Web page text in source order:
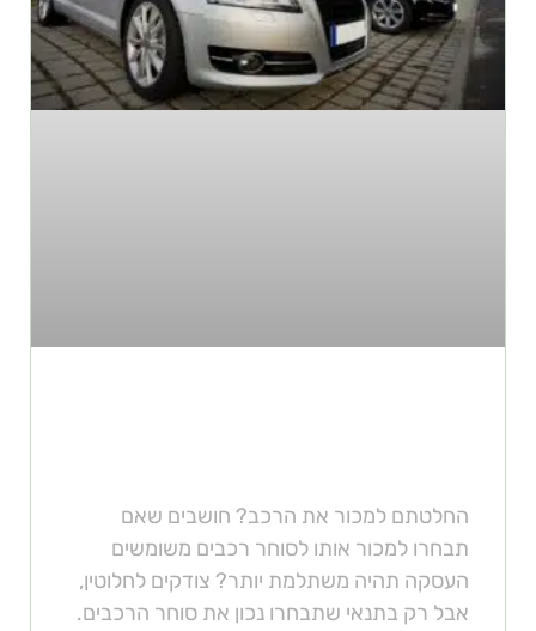
החלטתם למכור את הרכב? חושבים שאם
תבחרו למכור אותו לסוחר רכבים משומשים
העסקה תהיה משתלמת יותר? צודקים לחלוטין,
אבל רק בתנאי שתבחרו נכון את סוחר הרכבים.